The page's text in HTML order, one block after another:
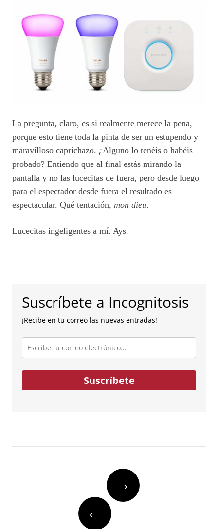
La pregunta, claro, es si realmente merece la pena,
porque esto tiene toda la pinta de ser un estupendo y
maravilloso caprichazo. ¿Alguno lo tenéis o habéis
probado? Entiendo que al final estás mirando la
pantalla y no las lucecitas de fuera, pero desde luego
para el espectador desde fuera el resultado es
espectacular. Qué tentación, mon dieu.
Lucecitas ingeligentes a mí. Ays.
Suscríbete a Incognitosis
¡Recibe en tu correo las nuevas entradas!
Escribe
tu
correo
electrónico...
Suscríbete
→
←